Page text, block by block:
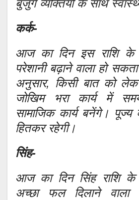
बुजुर्ग व्यक्तियों के साथ
कर्क-
आज का दिन इस राशि के
परेशानी बढ़ाने वाला हो
अनुसार, किसी बात को
जोखिम भरा कार्य में समय
सामाजिक कार्य बनेंगे। पूज्य
हितकर रहेगी।
सिंह-
आज का दिन सिंह राशि
अच्छा फल दिलाने